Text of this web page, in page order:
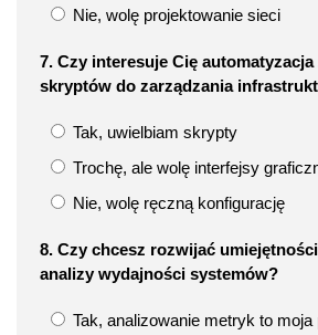
Nie, wolę projektowanie sieci
7. Czy interesuje Cię
skryptów do zarządzania
Tak, uwielbiam skrypty
Trochę, ale wolę interfejsy
Nie, wolę ręczną konfigurację
8. Czy chcesz rozwijać
analizy wydajności systemów?
Tak, analizowanie metryk to moja